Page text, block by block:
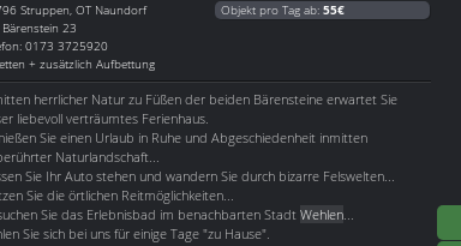
Struppen, OT Naundorf
23
0173 3725920
+ zusätzlich Aufbettung
Objekt pro Tag ab: 55€
herrlicher Natur zu Füßen der beiden Bärensteine erwartet Sie
liebevoll verträumtes Ferienhaus.
Sie einen Urlaub in Ruhe und Abgeschiedenheit inmitten
Naturlandschaft...
Sie Ihr Auto stehen und wandern Sie durch bizarre Felswelten...
Sie die örtlichen Reitmöglichkeiten...
Sie das Erlebnisbad im benachbarten Stadt Wehlen...
Sie sich bei uns für einige Tage "zu Hause".